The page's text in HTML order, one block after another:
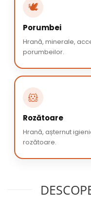
🕊️
Porumbei
Hrană, minerale,
porumbeilor.
🐹
Rozătoare
Hrană, așternut
rozătoare.